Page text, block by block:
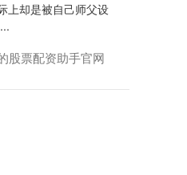
上却是被自己师父设
股票配资助手官网